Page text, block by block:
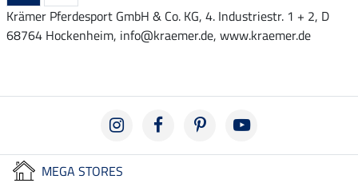
Krämer Pferdesport GmbH & Co. KG, 4. Industriestr. 1 + 2, D
68764 Hockenheim, info@kraemer.de, www.kraemer.de
MEGA STORES